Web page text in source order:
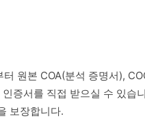
터 원본 COA(분석 증명서),
증서를 직접 받으실 수 있습
보장합니다.